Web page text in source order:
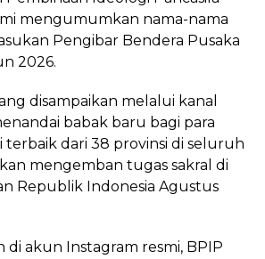
mengumumkan nama-nama
Pengibar Bendera Pusaka
2026.
disampaikan melalui kanal
babak baru bagi para
dari 38 provinsi di seluruh
mengemban tugas sakral di
Republik Indonesia Agustus
di akun Instagram resmi, BPIP